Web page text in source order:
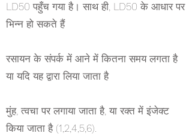
LD50 पहुँच गया है। साथ ही, LD50 के आधार पर
भिन्न हो सकते हैं
रसायन के संपर्क में आने में कितना समय लगता है
या यदि यह द्वारा लिया जाता है
मुंह, त्वचा पर लगाया जाता है, या रक्त में इंजेक्ट
किया जाता है (1,2,4,5,6).